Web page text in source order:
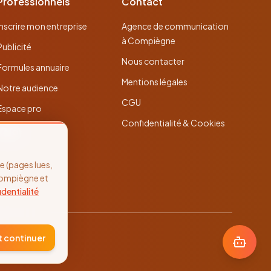
mon entreprise
annuaire
audience
pro
Agence de communication
à Compiègne
Nous contacter
Mentions légales
CGU
Confidentialité & Cookies
lues,
et
continuer